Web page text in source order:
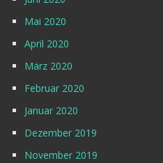
Mai 2020
April 2020
März 2020
Februar 2020
Januar 2020
Dezember 2019
November 2019